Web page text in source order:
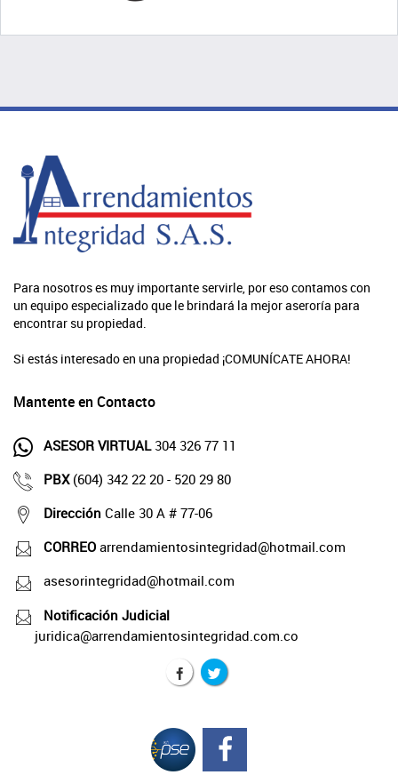
Para nosotros es muy importante servirle, por eso contamos con
un equipo especializado que le brindará la mejor aseroría para
encontrar su propiedad.
Si estás interesado en una propiedad ¡COMUNÍCATE AHORA!
Mantente en Contacto
ASESOR VIRTUAL304 326 77 11
PBX (604) 342 22 20 - 520 29 80
Dirección Calle 30 A # 77-06
CORREO arrendamientosintegridad@hotmail.com
asesorintegridad@hotmail.com
Notificación Judicial
juridica@arrendamientosintegridad.com.co